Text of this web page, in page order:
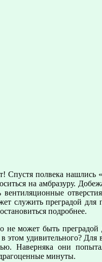
Спустя полвека
на амбразуру.
служить преградой
подробнее.
не может быть
этом удивительного?
Наверняка они
минуты.